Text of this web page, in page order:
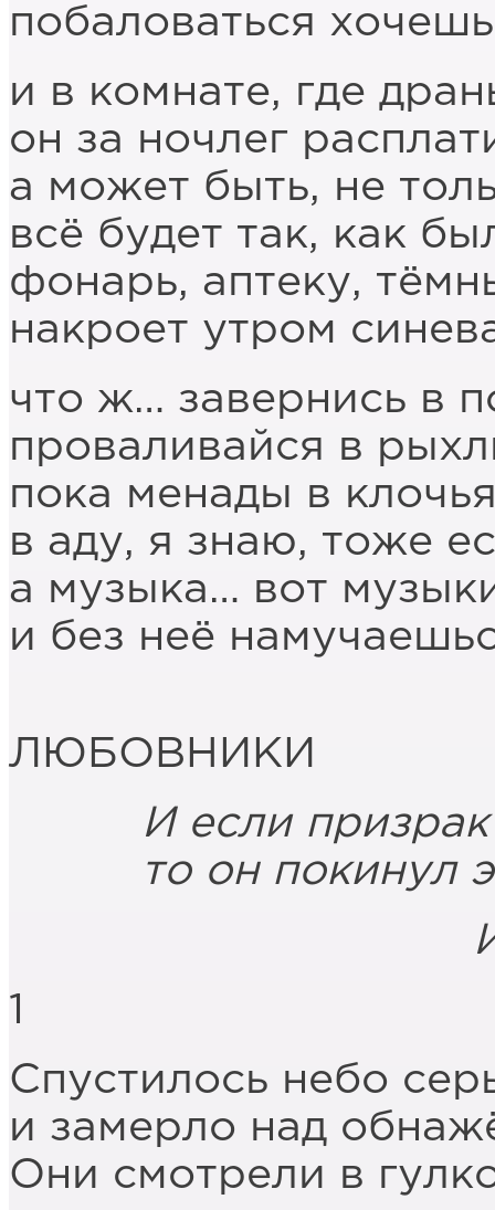
побаловаться
и в комнате, где
он за ночлег
а может быть, не
всё будет так, как
фонарь, аптеку,
накроет утром
что ж… завернись в
проваливайся в
пока менады в
в аду, я знаю, тоже
а музыка… вот
и без неё
ЛЮБОВНИКИ
И если призрак
то он покинул
Иосиф
1
Спустилось небо
и замерло над
Они смотрели в